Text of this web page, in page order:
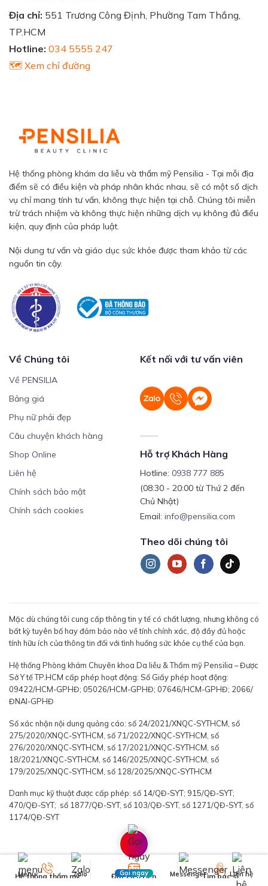
Địa chỉ: 551 Trương Công Định, Phường Tam Thắng,
TP.HCM
Hotline: 034 5555 247
🗺️ Xem chỉ đường
Hệ thống phòng khám da liễu và thẩm mỹ Pensilia - Tại mỗi địa
điểm sẽ có điều kiện và pháp nhân khác nhau, sẽ có một số dịch
vụ chỉ mang tính tư vấn, không thực hiện tại chỗ. Chúng tôi miễn
trừ trách nhiệm và không thực hiện những dịch vụ không đủ điều
kiện, quy định của pháp luật.
Nội dung tư vấn và giáo dục sức khỏe được tham khảo từ các
nguồn tin cậy.
Về Chúng tôi
Về PENSILIA
Bảng giá
Phụ nữ phải đẹp
Câu chuyện khách hàng
Shop Online
Liên hệ
Chính sách bảo mật
Chính sách cookies
Kết nối với tư vấn viên
Hỗ trợ Khách Hàng
Hotline: 0938 777 885
(08:30 - 20:00 từ Thứ 2 đến
Chủ Nhật)
Email: info@pensilia.com
Theo dõi chúng tôi
Mặc dù chúng tôi cung cấp thông tin y tế có chất lượng, nhưng không có
bất kỳ tuyên bố hay đảm bảo nào về tính chính xác, độ đầy đủ hoặc
tính hữu ích của thông tin đối với tình huống sức khỏe cụ thể của bạn.
Hệ thống Phòng khám Chuyên khoa Da liễu & Thẩm mỹ Pensilia – Được
Sở Y tế TP.HCM cấp phép hoạt động: Số Giấy phép hoạt động:
09422/HCM-GPHĐ; 05026/HCM-GPHĐ; 07646/HCM-GPHĐ; 2066/
ĐNAI-GPHĐ
Số xác nhận nội dung quảng cáo: số 24/2021/XNQC-SYTHCM, số
275/2020/XNQC-SYTHCM, số 71/2022/XNQC-SYTHCM, số
276/2020/XNQC-SYTHCM, số 17/2021/XNQC-SYTHCM, số
18/2021/XNQC-SYTHCM, số 146/2025/XNQC-SYTHCM, số
179/2025/XNQC-SYTHCM, số 128/2025/XNQC-SYTHCM
Danh mục kỹ thuật được cấp phép: số 14/QĐ-SYT; 915/QĐ-SYT;
470/QĐ-SYT; số 1877/QĐ-SYT, số 103/QĐ-SYT, số 1271/QĐ-SYT, số
1174/QĐ-SYT
Hệ thống thẩm mỹ Đặt Lịch Hẹn Tìm bác sĩ
Menu Zalo Gọi ngay Messenger Liên hệ